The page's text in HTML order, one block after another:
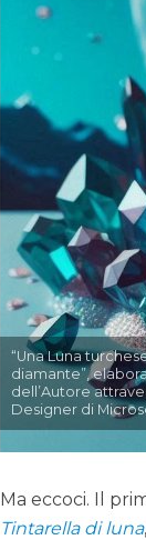
“Una Luna
diamante”,
dell’Autore
Designer di
Ma eccoci. Il
Tintarella di luna